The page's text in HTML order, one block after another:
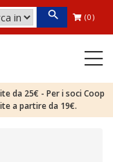
(0)
da 25€ - Per i soci Coop
a partire da 19€.